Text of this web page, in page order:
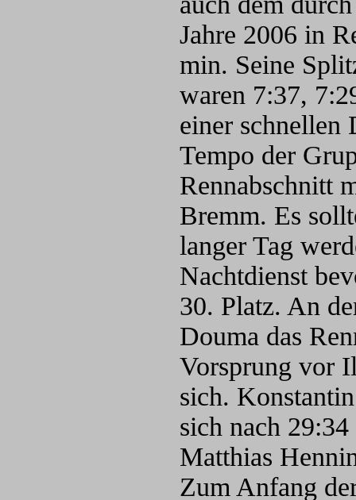
Jahre 2006 in
min. Seine
waren 7:37,
einer schnellen
Tempo der
Rennabschnitt
Bremm. Es
langer Tag
Nachtdienst
30. Platz. An
Douma das
Vorsprung vor
sich.
sich nach
Matthias
Zum Anfang